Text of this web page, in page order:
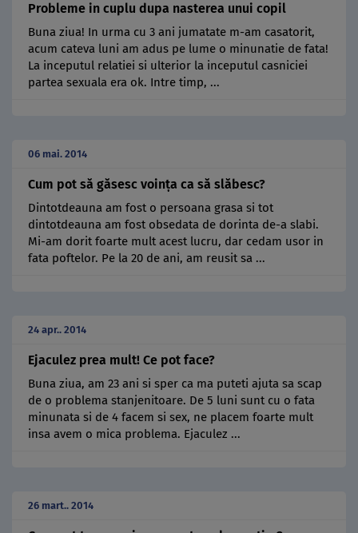
Probleme in cuplu dupa nasterea unui copil
Buna ziua! In urma cu 3 ani jumatate m-am casatorit,
acum cateva luni am adus pe lume o minunatie de fata!
La inceputul relatiei si ulterior la inceputul casniciei
partea sexuala era ok. Intre timp, ...
06 mai. 2014
Cum pot să găsesc voinţa ca să slăbesc?
Dintotdeauna am fost o persoana grasa si tot
dintotdeauna am fost obsedata de dorinta de-a slabi.
Mi-am dorit foarte mult acest lucru, dar cedam usor in
fata poftelor. Pe la 20 de ani, am reusit sa ...
24 apr.. 2014
Ejaculez prea mult! Ce pot face?
Buna ziua, am 23 ani si sper ca ma puteti ajuta sa scap
de o problema stanjenitoare. De 5 luni sunt cu o fata
minunata si de 4 facem si sex, ne placem foarte mult
insa avem o mica problema. Ejaculez ...
26 mart.. 2014